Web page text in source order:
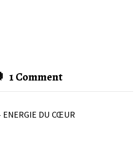
1 Comment
ENERGIE DU CŒUR